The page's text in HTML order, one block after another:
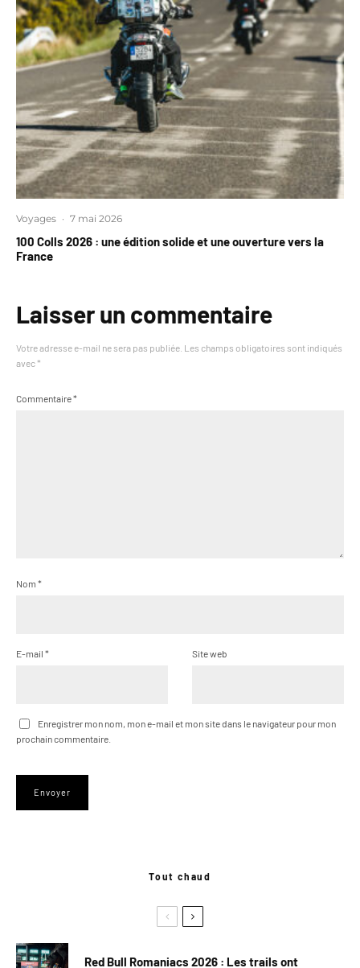
Voyages · 7 mai 2026
100 Colls 2026 : une édition solide et une ouverture vers la
France
Laisser un commentaire
Votre adresse e-mail ne sera pas publiée. Les champs obligatoires sont indiqués
avec *
Commentaire*
Nom *
E-mail * Site web
Enregistrer mon nom, mon e-mail et mon site dans le navigateur pour mon
prochain commentaire.
Tout chaud
Red Bull Romaniacs 2026 : Les trails ont